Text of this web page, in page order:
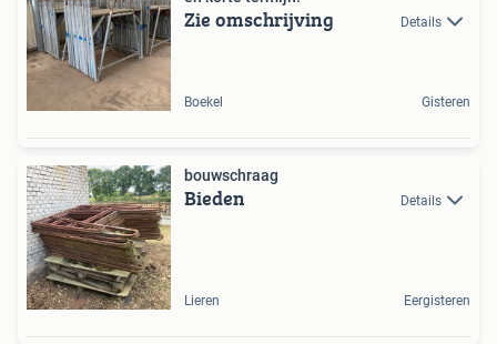
Zie omschrijving Details
Boekel Gisteren
bouwschraag
Bieden Details
Lieren Eergisteren